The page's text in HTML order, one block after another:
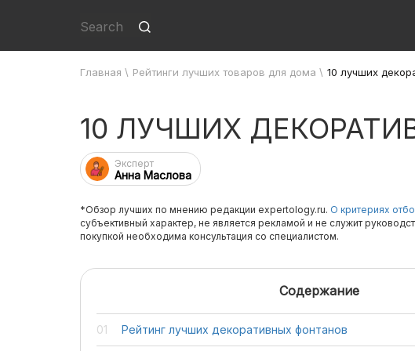
Главная \ Рейтинги лучших товаров для дома \ 10 лучших
10 ЛУЧШИХ
Эксперт
Анна Маслова
*Обзор лучших по мнению редакции expertology.ru. О критериях
субъективный характер, не является рекламой и не служит
покупкой необходима консультация со специалистом.
Содержание
Рейтинг лучших декоративных фонтанов